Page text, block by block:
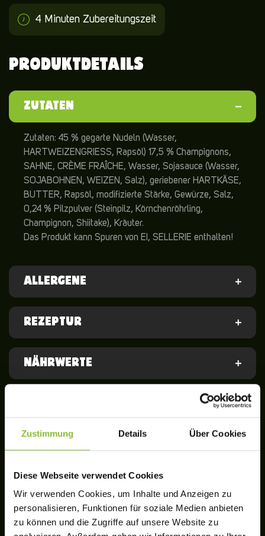
Zustimmung Details Über Cookies
Diese Webseite verwendet Cookies
Wir verwenden Cookies, um Inhalte und Anzeigen zu
personalisieren, Funktionen für soziale Medien anbieten
zu können und die Zugriffe auf unsere Website zu
4 Minuten Zubereitungszeit
PRODUKTDETAILS
ZUTATEN
Zutaten: 45 % gegarte Nudeln (Wasser,
HARTWEIZENGRIESS, Rapsöl) 17,5 % Champignons,
SAHNE, CRÈME FRAÎCHE, Wasser, Sojasauce (Wasser,
SOJABOHNEN, WEIZEN, Salz), geriebener HARTKÄSE,
BUTTER, Rapsöl, modifizierte Stärke, Gewürze, Salz,
0,24 % Pilzpulver (Steinpilz, Körnchenröhrling,
Champignon, Shiitake), Kräuter.
Das Produkt kann Spuren von EI, SELLERIE enthalten!
ALLERGENE
REZEPTUR
NÄHRWERTE
ZUBEREITUNG
Mikrowelle
SO GEHT’S IN DER MIKROWELLE